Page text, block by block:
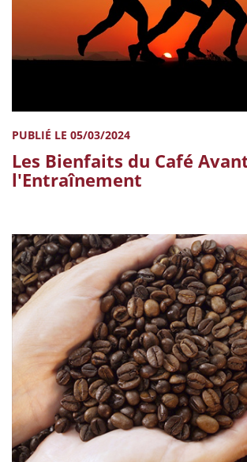
PUBLIÉ LE 05/03/2024
Les Bienfaits du Café
l'Entraînement